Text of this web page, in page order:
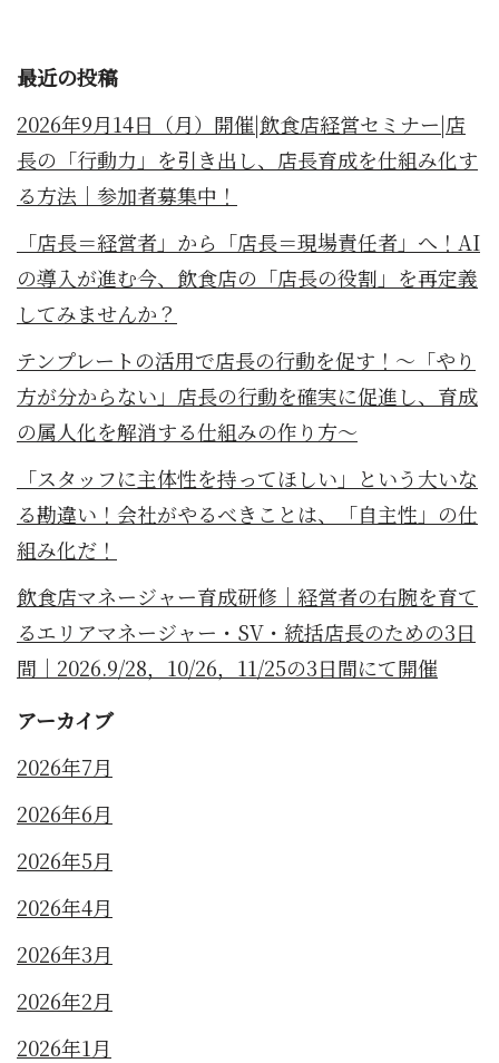
最近の投稿
2026年9月14日（月）開催|飲食店経営セミナー|店
長の「行動力」を引き出し、店長育成を仕組み化す
る方法｜参加者募集中！
「店長＝経営者」から「店長＝現場責任者」へ！AI
の導入が進む今、飲食店の「店長の役割」を再定義
してみませんか？
テンプレートの活用で店長の行動を促す！～「やり
方が分からない」店長の行動を確実に促進し、育成
の属人化を解消する仕組みの作り方～
「スタッフに主体性を持ってほしい」という大いな
る勘違い！会社がやるべきことは、「自主性」の仕
組み化だ！
飲食店マネージャー育成研修｜経営者の右腕を育て
るエリアマネージャー・SV・統括店長のための3日
間｜2026.9/28，10/26，11/25の3日間にて開催
アーカイブ
2026年7月
2026年6月
2026年5月
2026年4月
2026年3月
2026年2月
2026年1月